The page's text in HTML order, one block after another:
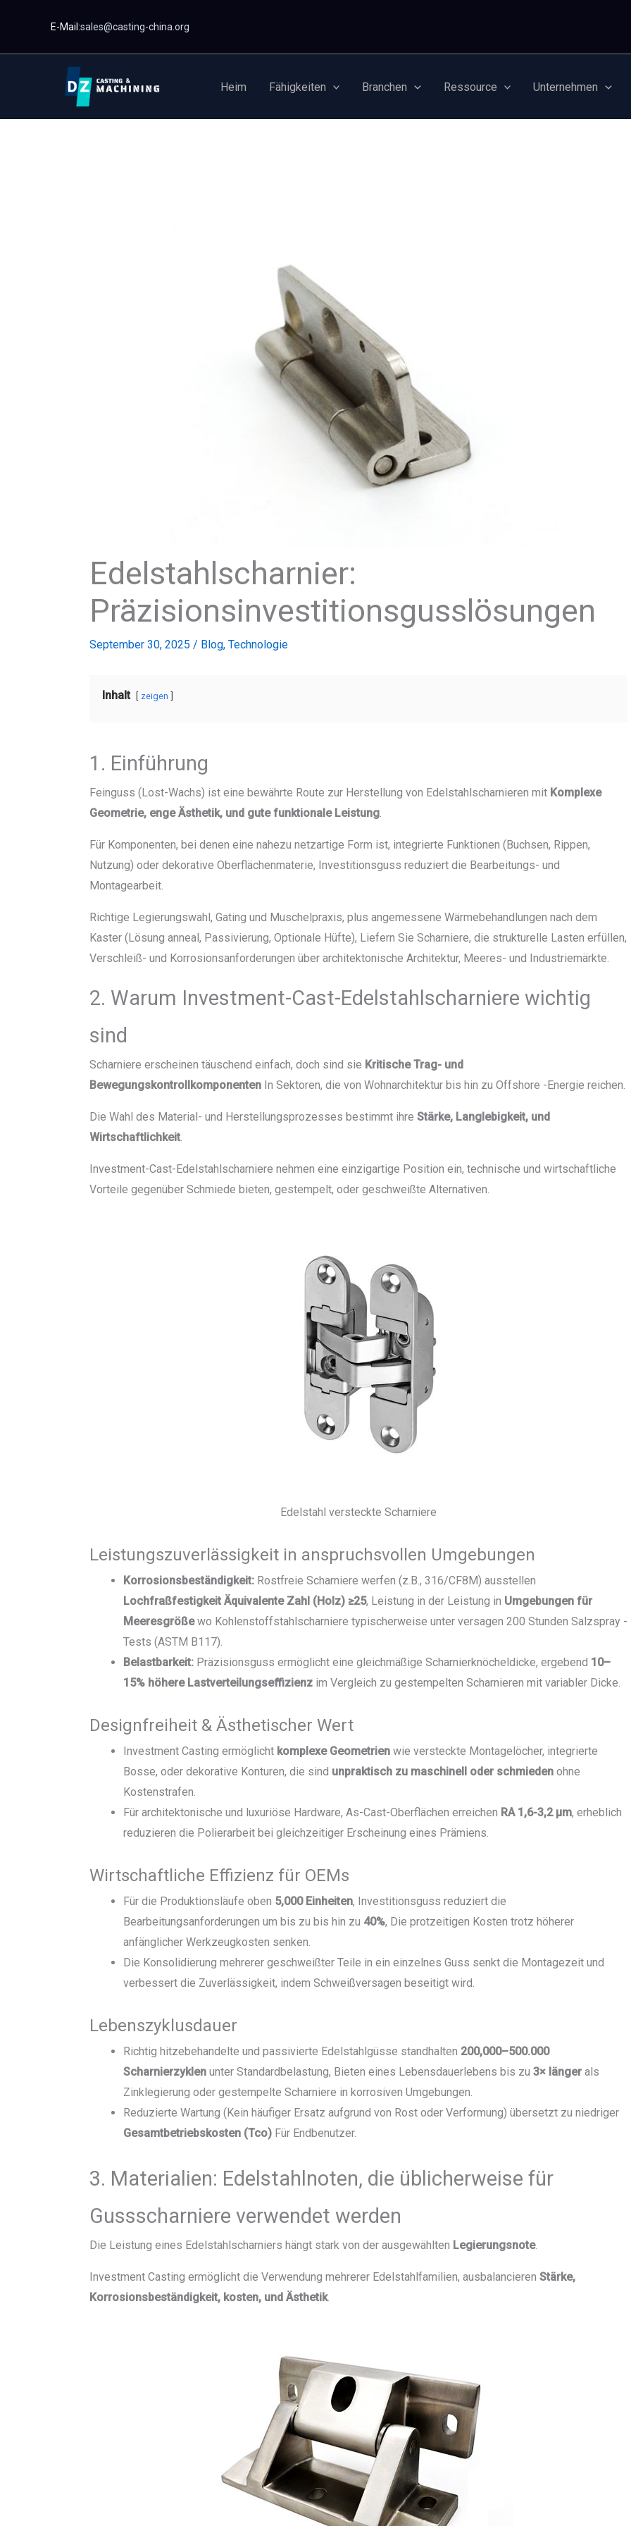
springen
E-Mail:sales@casting-china.org
Heim Fähigkeiten Branchen Ressource Unternehmen
Edelstahlscharnier:
Präzisionsinvestitionsgusslösungen
September 30, 2025 / Blog, Technologie
Inhalt zeigen
1. Einführung
Feinguss (Lost-Wachs) ist eine bewährte Route zur Herstellung von Edelstahlscharnieren mit Komplexe
Geometrie, enge Ästhetik, und gute funktionale Leistung.
Für Komponenten, bei denen eine nahezu netzartige Form ist, integrierte Funktionen (Buchsen, Rippen,
Nutzung) oder dekorative Oberflächenmaterie, Investitionsguss reduziert die Bearbeitungs- und
Montagearbeit.
Richtige Legierungswahl, Gating und Muschelpraxis, plus angemessene Wärmebehandlungen nach dem
Kaster (Lösung anneal, Passivierung, Optionale Hüfte), Liefern Sie Scharniere, die strukturelle Lasten erfüllen,
Verschleiß- und Korrosionsanforderungen über architektonische Architektur, Meeres- und Industriemärkte.
2. Warum Investment-Cast-Edelstahlscharniere wichtig
sind
Scharniere erscheinen täuschend einfach, doch sind sie Kritische Trag- und
BewegungskontrollkomponentenIn Sektoren, die von Wohnarchitektur bis hin zu Offshore -Energie reichen.
Die Wahl des Material- und Herstellungsprozesses bestimmt ihre Stärke, Langlebigkeit, und
Wirtschaftlichkeit.
Investment-Cast-Edelstahlscharniere nehmen eine einzigartige Position ein, technische und wirtschaftliche
Vorteile gegenüber Schmiede bieten, gestempelt, oder geschweißte Alternativen.
Edelstahl versteckte Scharniere
Leistungszuverlässigkeit in anspruchsvollen Umgebungen
Korrosionsbeständigkeit:Rostfreie Scharniere werfen (z.B., 316/CF8M) ausstellen
Lochfraßfestigkeit Äquivalente Zahl (Holz) ≥25, Leistung in der Leistung in Umgebungen für
Meeresgrößewo Kohlenstoffstahlscharniere typischerweise unter versagen 200 Stunden Salzspray -
Tests (ASTM B117).
Belastbarkeit:Präzisionsguss ermöglicht eine gleichmäßige Scharnierknöcheldicke, ergebend 10–
15% höhere Lastverteilungseffizienzim Vergleich zu gestempelten Scharnieren mit variabler Dicke.
Designfreiheit & Ästhetischer Wert
Investment Casting ermöglicht komplexe Geometrienwie versteckte Montagelöcher, integrierte
Bosse, oder dekorative Konturen, die sind unpraktisch zu maschinell oder schmiedenohne
Kostenstrafen.
Für architektonische und luxuriöse Hardware, As-Cast-Oberflächen erreichen RA 1,6-3,2 μm, erheblich
reduzieren die Polierarbeit bei gleichzeitiger Erscheinung eines Prämiens.
Wirtschaftliche Effizienz für OEMs
Für die Produktionsläufe oben 5,000 Einheiten, Investitionsguss reduziert die
Bearbeitungsanforderungen um bis zu bis hin zu 40%, Die protzeitigen Kosten trotz höherer
anfänglicher Werkzeugkosten senken.
Die Konsolidierung mehrerer geschweißter Teile in ein einzelnes Guss senkt die Montagezeit und
verbessert die Zuverlässigkeit, indem Schweißversagen beseitigt wird.
Lebenszyklusdauer
Richtig hitzebehandelte und passivierte Edelstahlgüsse standhalten 200,000–500.000
Scharnierzyklenunter Standardbelastung, Bieten eines Lebensdauerlebens bis zu 3× längerals
Zinklegierung oder gestempelte Scharniere in korrosiven Umgebungen.
Reduzierte Wartung (Kein häufiger Ersatz aufgrund von Rost oder Verformung) übersetzt zu niedriger
Gesamtbetriebskosten (Tco)Für Endbenutzer.
3. Materialien: Edelstahlnoten, die üblicherweise für
Gussscharniere verwendet werden
Die Leistung eines Edelstahlscharniers hängt stark von der ausgewählten Legierungsnote.
Investment Casting ermöglicht die Verwendung mehrerer Edelstahlfamilien, ausbalancieren Stärke,
Korrosionsbeständigkeit, kosten, und Ästhetik.